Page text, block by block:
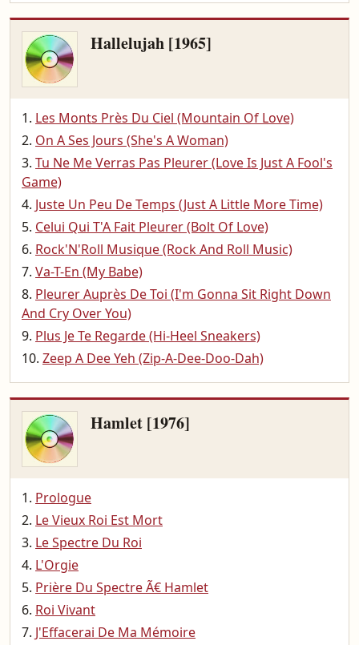
Hallelujah [1965]
Les Monts Près Du Ciel (Mountain Of Love)
On A Ses Jours (She's A Woman)
Tu Ne Me Verras Pas Pleurer (Love Is Just A Fool's
Game)
Juste Un Peu De Temps (Just A Little More Time)
Celui Qui T'A Fait Pleurer (Bolt Of Love)
Rock'N'Roll Musique (Rock And Roll Music)
Va-T-En (My Babe)
Pleurer Auprès De Toi (I'm Gonna Sit Right Down
And Cry Over You)
Plus Je Te Regarde (Hi-Heel Sneakers)
Zeep A Dee Yeh (Zip-A-Dee-Doo-Dah)
Hamlet [1976]
Prologue
Le Vieux Roi Est Mort
Le Spectre Du Roi
L'Orgie
Prière Du Spectre Ã€ Hamlet
Roi Vivant
J'Effacerai De Ma Mémoire